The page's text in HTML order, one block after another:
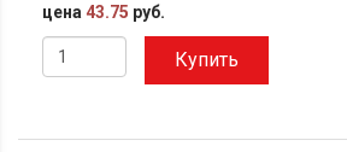
цена 43.75 руб.
Купить